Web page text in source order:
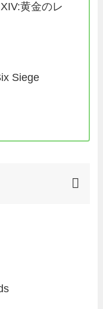
黄金のレ
Siege